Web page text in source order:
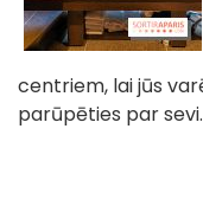
centriem, lai jūs
parūpēties par sevi.